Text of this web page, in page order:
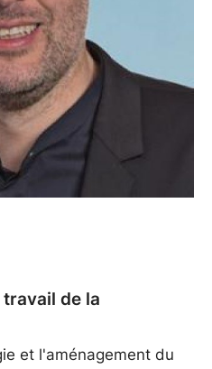
de la
et l'aménagement du